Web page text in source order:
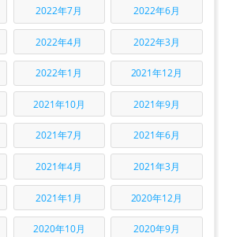
2022年7月 2022年6月
2022年4月 2022年3月
2022年1月 2021年12月
2021年10月 2021年9月
2021年7月 2021年6月
2021年4月 2021年3月
2021年1月 2020年12月
2020年10月 2020年9月